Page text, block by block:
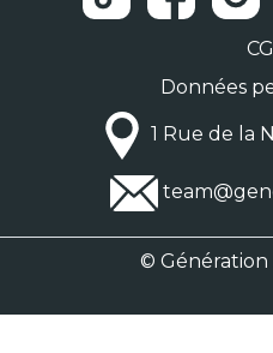
Données
1 Rue de la
© Génération